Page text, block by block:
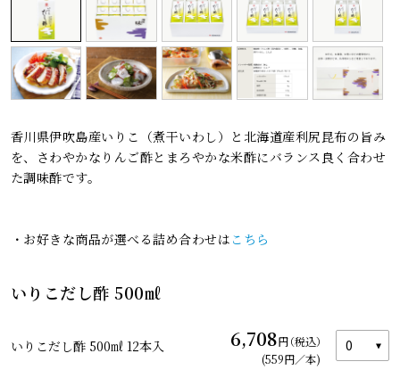
会社案内
お電話でのお問い合わせ・ご注文
0120-46-0306
受付時間 / 8:00〜17:30（日・祝日除く）
香川県伊吹島産いりこ（煮干いわし）と北海道産利尻昆布の旨み
を、さわやかなりんご酢とまろやかな米酢にバランス良く合わせ
た調味酢です。
・お好きな商品が選べる詰め合わせは こちら
いりこだし酢 500㎖
いりこだし酢 500㎖ 12本入 6,708円（税込）
(559円／本)